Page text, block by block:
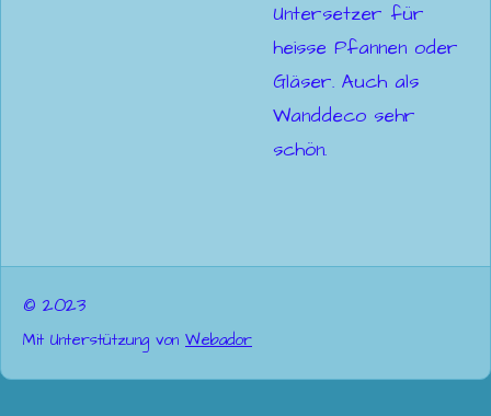
Untersetzer für
heisse Pfannen oder
Gläser. Auch als
Wanddeco sehr
schön.
© 2023
Mit Unterstützung von Webador